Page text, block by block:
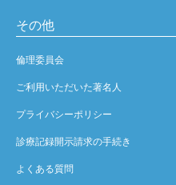
その他
倫理委員会
ご利用いただいた著名人
プライバシーポリシー
診療記録開示請求の手続き
よくある質問